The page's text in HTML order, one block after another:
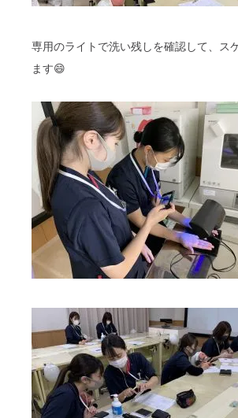
専用のライトで洗い残しを確認して、ス
ます😄